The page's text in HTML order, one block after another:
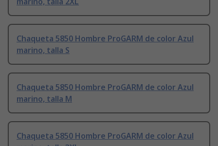
Chaqueta 5850 Hombre ProGARM de color Azul
marino, talla S
Chaqueta 5850 Hombre ProGARM de color Azul
marino, talla M
Chaqueta 5850 Hombre ProGARM de color Azul